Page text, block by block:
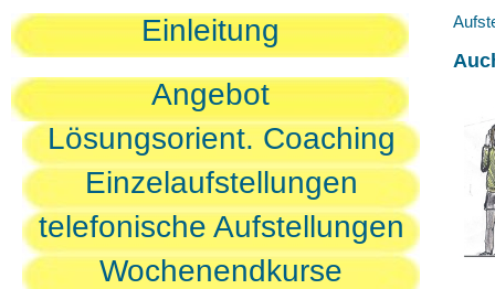
Einleitung
Angebot
Lösungsorient. Coaching
Einzelaufstellungen
telefonische Aufstellungen
Wochenendkurse